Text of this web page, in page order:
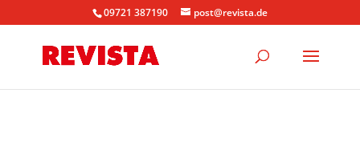
09721 387190 post@revista.de